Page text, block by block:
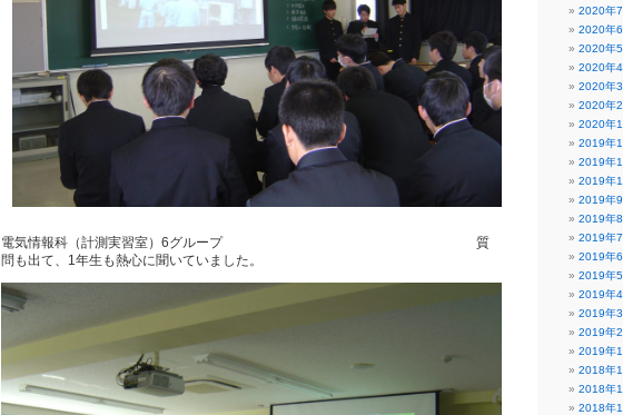
電気情報科（計測実習室）6グループ 質
問も出て、1年生も熱心に聞いていました。
2020年7
2020年6
2020年5
2020年4
2020年3
2020年2
2020年1
2019年
2019年
2019年
2019年9
2019年8
2019年7
2019年6
2019年5
2019年4
2019年3
2019年2
2019年1
2018年
2018年
2018年